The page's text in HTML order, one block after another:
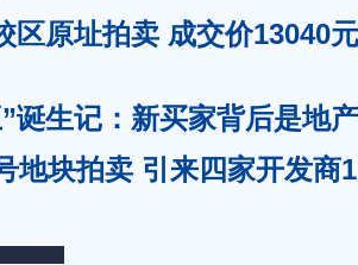
区原址拍卖 成交价13040
诞生记：新买家背后是地
地块拍卖 引来四家开发商